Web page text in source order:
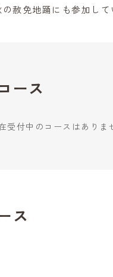
赦免地踊にも参加して
ース
受付中のコースはありま
ス